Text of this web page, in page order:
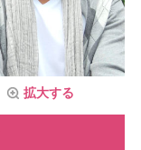
拡大する